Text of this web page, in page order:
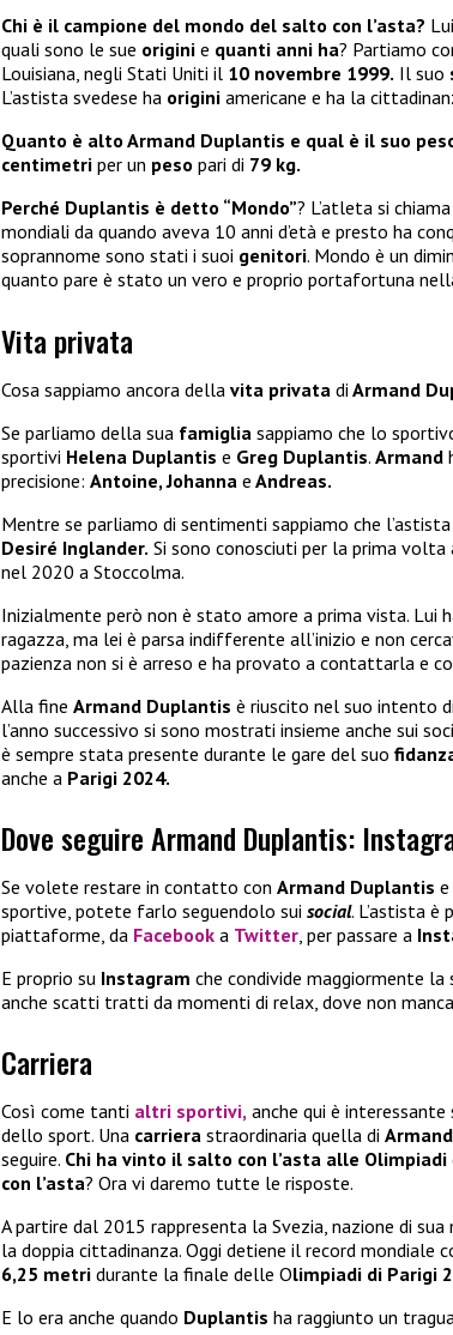
Chi è il campione del mondo del salto con l’asta?
quali sono le sue origini e quanti anni ha? Partiamo
Louisiana, negli Stati Uniti il 10 novembre 1999. Il suo
L’astista svedese ha origini americane e ha la
Quanto è alto Armand Duplantis e qual è il suo
centimetri per un peso pari di 79 kg.
Perché Duplantis è detto “Mondo”? L’atleta si
mondiali da quando aveva 10 anni d’età e presto ha
soprannome sono stati i suoi genitori. Mondo è un
quanto pare è stato un vero e proprio portafortuna
Vita privata
Cosa sappiamo ancora della vita privata di Armand
Se parliamo della sua famiglia sappiamo che lo
sportivi Helena Duplantis e Greg Duplantis. Armand
precisione: Antoine, Johanna e Andreas.
Mentre se parliamo di sentimenti sappiamo che l’astista
Desiré Inglander. Si sono conosciuti per la prima
nel 2020 a Stoccolma.
Inizialmente però non è stato amore a prima vista. Lui
ragazza, ma lei è parsa indifferente all’inizio e non
pazienza non si è arreso e ha provato a contattarla e
Alla fine Armand Duplantis è riuscito nel suo intento
l’anno successivo si sono mostrati insieme anche sui
è sempre stata presente durante le gare del suo
anche a Parigi 2024.
Dove seguire Armand Duplantis:
Se volete restare in contatto con Armand Duplantis
sportive, potete farlo seguendolo sui social. L’astista
piattaforme, da Facebook a Twitter , per passare a
E proprio su Instagram che condivide maggiormente
anche scatti tratti da momenti di relax, dove non
Carriera
Così come tanti altri sportivi, anche qui è
dello sport. Una carriera straordinaria quella di
seguire. Chi ha vinto il salto con l’asta alle Olimpiadi
con l’asta? Ora vi daremo tutte le risposte.
A partire dal 2015 rappresenta la Svezia, nazione di
la doppia cittadinanza. Oggi detiene il record mondiale
6,25 metri durante la finale delle Olimpiadi di Parigi
E lo era anche quando Duplantis ha raggiunto un